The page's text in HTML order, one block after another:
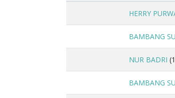
HERRY
BAMBANG
NUR BADRI
BAMBANG